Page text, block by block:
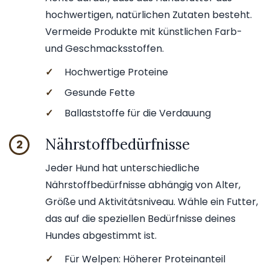
hochwertigen, natürlichen Zutaten besteht.
Vermeide Produkte mit künstlichen Farb-
und Geschmacksstoffen.
✓
Hochwertige Proteine
✓
Gesunde Fette
✓
Ballaststoffe für die Verdauung
2 Nährstoffbedürfnisse
Jeder Hund hat unterschiedliche
Nährstoffbedürfnisse abhängig von Alter,
Größe und Aktivitätsniveau. Wähle ein Futter,
das auf die speziellen Bedürfnisse deines
Hundes abgestimmt ist.
✓
Für Welpen: Höherer Proteinanteil